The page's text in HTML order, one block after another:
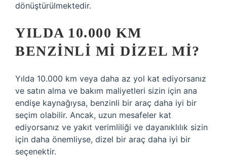
dönüştürülmektedir.
YILDA 10.000 KM
BENZINLI MI DIZEL MI?
Yılda 10.000 km veya daha az yol kat ediyorsanız
ve satın alma ve bakım maliyetleri sizin için ana
endişe kaynağıysa, benzinli bir araç daha iyi bir
seçim olabilir. Ancak, uzun mesafeler kat
ediyorsanız ve yakıt verimliliği ve dayanıklılık sizin
için daha önemliyse, dizel bir araç daha iyi bir
seçenektir.